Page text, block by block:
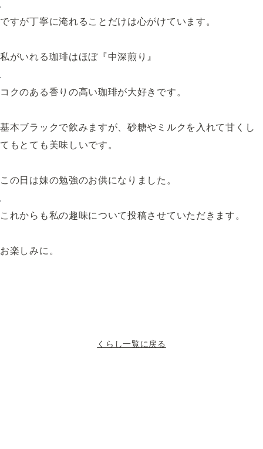
ですが丁寧に淹れることだけは心がけています。
私がいれる珈琲はほぼ『中深煎り』
コクのある香りの高い珈琲が大好きです。
基本ブラックで飲みますが、砂糖やミルクを入れて甘くし
てもとても美味しいです。
この日は妹の勉強のお供になりました。
これからも私の趣味について投稿させていただきます。
お楽しみに。
くらし一覧に戻る